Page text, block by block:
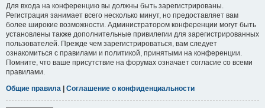
Для входа на конференцию вы должны быть зарегистрированы.
Регистрация занимает всего несколько минут, но предоставляет вам
более широкие возможности. Администратором конференции могут быть
установлены также дополнительные привилегии для зарегистрированных
пользователей. Прежде чем зарегистрироваться, вам следует
ознакомиться с правилами и политикой, принятыми на конференции.
Помните, что ваше присутствие на форумах означает согласие со всеми
правилами.
Общие правила | Соглашение о конфиденциальности